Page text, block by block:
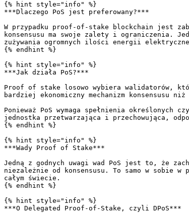
{% hint style="info" %}
***Dlaczego PoS jest preferowany?***
W przypadku proof-of-stake blockchain jest
konsensusu ma swoje zalety i ograniczenia.
zużywania ogromnych ilości energii
{% endhint %}
{% hint style="info" %}
***Jak działa PoS?***
Proof of stake losowo wybiera walidatorów,
bardziej ekonomiczny mechanizm konsensusu
Ponieważ PoS wymaga spełnienia określonych
jednostka przetwarzająca i przechowująca,
{% endhint %}
{% hint style="info" %}
***Wady Proof of Stake***
Jedną z godnych uwagi wad PoS jest to, że
niezależnie od konsensusu. To samo w sobie
całym świecie.
{% endhint %}
{% hint style="info" %}
***O Delegated Proof-of-Stake, czyli DPoS***